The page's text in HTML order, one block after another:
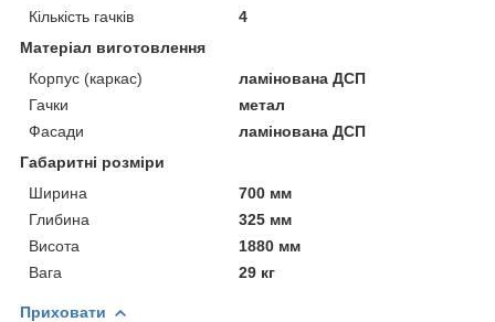
Кількість гачків
4
Матеріал виготовлення
Корпус (каркас)
ламінована ДСП
Гачки
метал
Фасади
ламінована ДСП
Габаритні розміри
Ширина
700 мм
Глибина
325 мм
Висота
1880 мм
Вага
29 кг
Приховати